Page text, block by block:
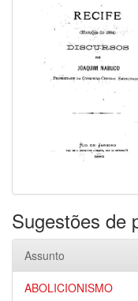
Sugestões de
Assunto
ABOLICIONISMO